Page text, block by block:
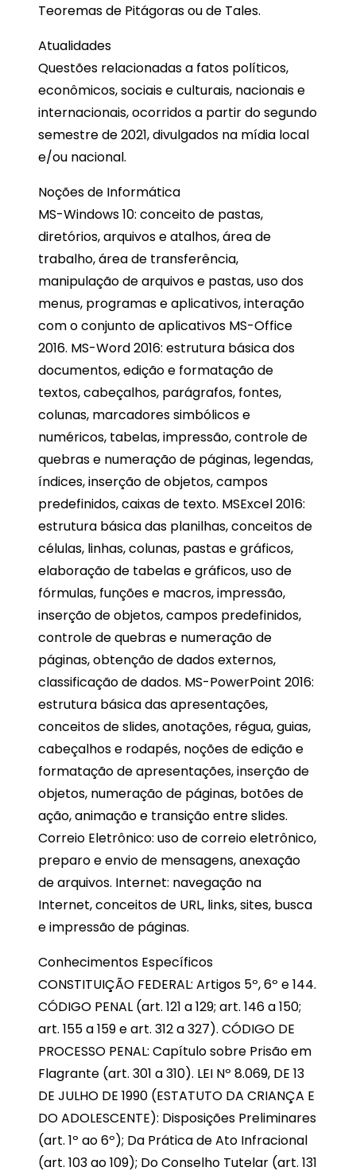
Teoremas de Pitágoras ou de Tales.
Atualidades
Questões relacionadas a fatos políticos,
econômicos, sociais e culturais, nacionais e
internacionais, ocorridos a partir do segundo
semestre de 2021, divulgados na mídia local
e/ou nacional.
Noções de Informática
MS-Windows 10: conceito de pastas,
diretórios, arquivos e atalhos, área de
trabalho, área de transferência,
manipulação de arquivos e pastas, uso dos
menus, programas e aplicativos, interação
com o conjunto de aplicativos MS-Office
2016. MS-Word 2016: estrutura básica dos
documentos, edição e formatação de
textos, cabeçalhos, parágrafos, fontes,
colunas, marcadores simbólicos e
numéricos, tabelas, impressão, controle de
quebras e numeração de páginas, legendas,
índices, inserção de objetos, campos
predefinidos, caixas de texto. MSExcel 2016:
estrutura básica das planilhas, conceitos de
células, linhas, colunas, pastas e gráficos,
elaboração de tabelas e gráficos, uso de
fórmulas, funções e macros, impressão,
inserção de objetos, campos predefinidos,
controle de quebras e numeração de
páginas, obtenção de dados externos,
classificação de dados. MS-PowerPoint 2016:
estrutura básica das apresentações,
conceitos de slides, anotações, régua, guias,
cabeçalhos e rodapés, noções de edição e
formatação de apresentações, inserção de
objetos, numeração de páginas, botões de
ação, animação e transição entre slides.
Correio Eletrônico: uso de correio eletrônico,
preparo e envio de mensagens, anexação
de arquivos. Internet: navegação na
Internet, conceitos de URL, links, sites, busca
e impressão de páginas.
Conhecimentos Específicos
CONSTITUIÇÃO FEDERAL: Artigos 5º, 6º e 144.
CÓDIGO PENAL (art. 121 a 129; art. 146 a 150;
art. 155 a 159 e art. 312 a 327). CÓDIGO DE
PROCESSO PENAL: Capítulo sobre Prisão em
Flagrante (art. 301 a 310). LEI Nº 8.069, DE 13
DE JULHO DE 1990 (ESTATUTO DA CRIANÇA E
DO ADOLESCENTE): Disposições Preliminares
(art. 1º ao 6º); Da Prática de Ato Infracional
(art. 103 ao 109); Do Conselho Tutelar (art. 131